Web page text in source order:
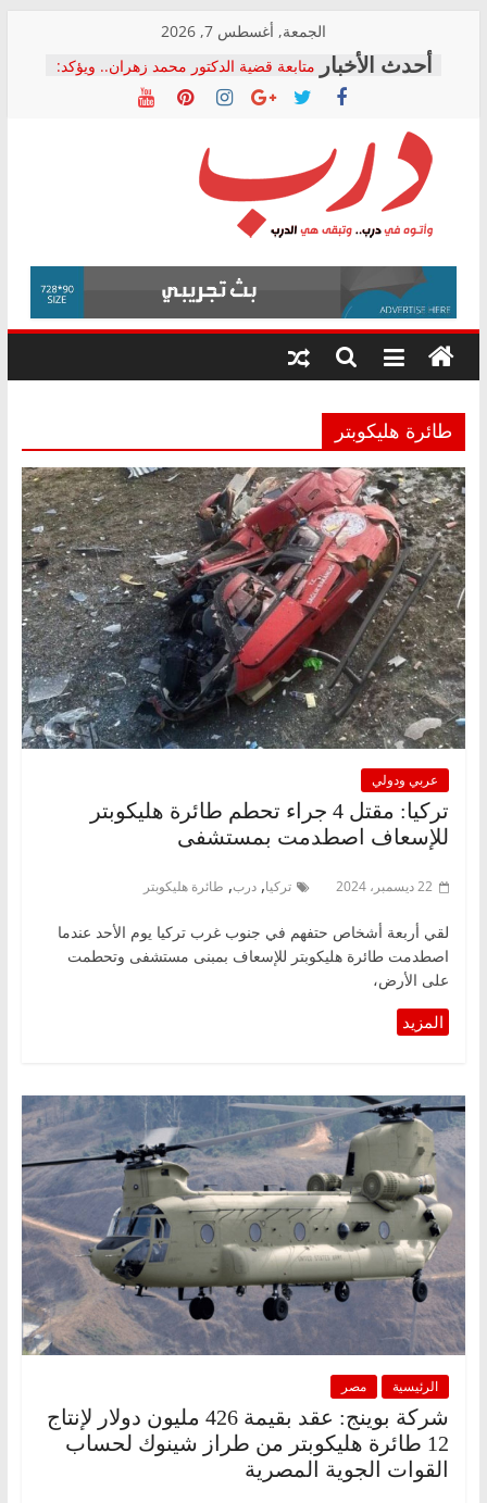
content
الجمعة, أغسطس 7, 2026
المجلس القومي لحقوق الإنسان يعلن
متابعة قضية الدكتور محمد زهران.. ويؤكد:
قرينة البراءة وضمانات المحاكمة العادلة
دار الخدمات ترد على رئيس هيئة التأمينات
بعد مؤتمره الصحفي: إنكار الأزمة لا ينهي
معاناة أصحاب المعاشات.. ونطالب بكشف
الشركة المنفذة
فرحات سليمان يكتب: القطاع الصحي إلى
حزب التحالف الشعبي يطلق لجنة “الحق
في الصحة” بالإسكندرية لرصد الانتهاكات
ودعم المرضى
صور .. اعتماد الرسومات النهائية للقرار
الوزاري لمدينة الصحفيين.. وانتهاء أعمال
إنشاء المبنى الإداري
درب
وأتوه
درب..
وتبقى
هي
طائرة هليكوبتر
عربي ودولي
تركيا: مقتل 4 جراء تحطم طائرة هليكوبتر
للإسعاف اصطدمت بمستشفى
22 ديسمبر، 2024 تركيا, درب, طائرة هليكوبتر
لقي أربعة أشخاص حتفهم في جنوب غرب تركيا يوم الأحد عندما
اصطدمت طائرة هليكوبتر للإسعاف بمبنى مستشفى وتحطمت
على الأرض،
الرئيسية مصر
شركة بوينج: عقد بقيمة 426 مليون دولار لإنتاج
12 طائرة هليكوبتر من طراز شينوك لحساب
القوات الجوية المصرية